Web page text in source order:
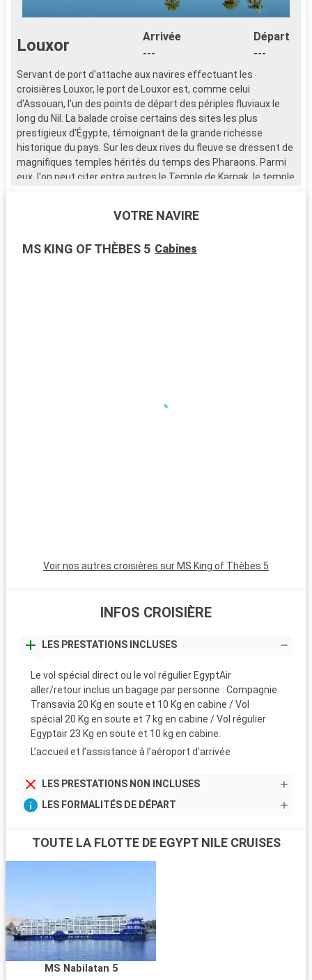
Louxor
Arrivée
---
Départ
---
Servant de port d'attache aux navires effectuant les
croisières Louxor, le port de Louxor est, comme celui
d'Assouan, l'un des points de départ des périples fluviaux le
long du Nil. La balade croise certains des sites les plus
prestigieux d'Égypte, témoignant de la grande richesse
historique du pays. Sur les deux rives du fleuve se dressent de
magnifiques temples hérités du temps des Pharaons. Parmi
eux, l'on peut citer entre autres le Temple de Karnak, le temple
la croisiere Louxor comme les fameuses vallées des Rois et
d'Howard Center. Les amateurs de musée de leur côté seront
VOTRE NAVIRE
MS KING OF THÈBES 5 Cabines
Voir nos autres croisières sur MS King of Thèbes 5
INFOS CROISIÈRE
LES PRESTATIONS INCLUSES
Le vol spécial direct ou le vol régulier EgyptAir
aller/retour inclus un bagage par personne : Compagnie
Transavia 20 Kg en soute et 10 Kg en cabine / Vol
spécial 20 Kg en soute et 7 kg en cabine / Vol régulier
Egyptair 23 Kg en soute et 10 kg en cabine.
L’accueil et l’assistance à l’aéroport d’arrivée
LES PRESTATIONS NON INCLUSES
LES FORMALITÉS DE DÉPART
TOUTE LA FLOTTE DE EGYPT NILE CRUISES
MS Nabilatan 5